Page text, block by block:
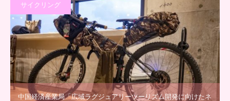
サイクリング
中国経済産業局「広域ラグジュアリーツーリズム開発に向けたネ